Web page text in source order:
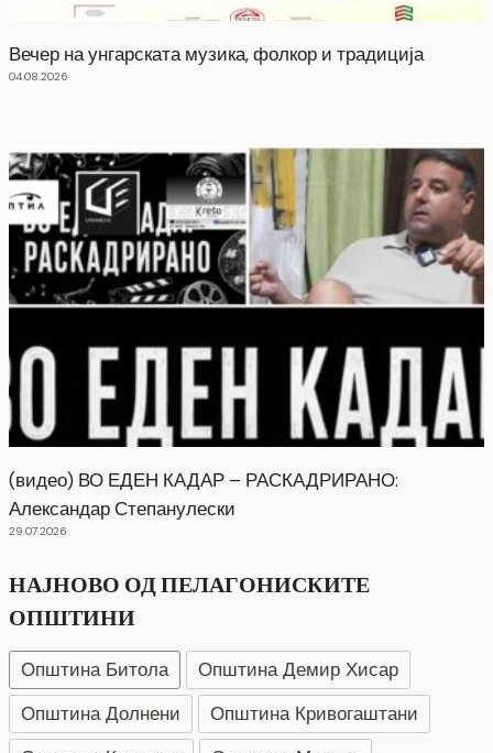
Вечер на унгарската музика, фолкор и традиција
04.08.2026
(видео) ВО ЕДЕН КАДАР – РАСКАДРИРАНО:
Александар Степанулески
29.07.2026
НАЈНОВО ОД ПЕЛАГОНИСКИТЕ
ОПШТИНИ
Општина Битола
Општина Демир Хисар
Општина Долнени
Општина Кривогаштани